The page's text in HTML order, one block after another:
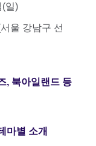
(일)
울 강남구 선
, 북아일랜드 등
마별 소개